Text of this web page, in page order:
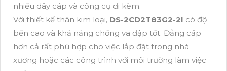
nhiều dây cáp và công cụ đi kèm.
Với thiết kế thân kim loại, DS-2CD2T83G2-2I có độ
bền cao và khả năng chống va đập tốt. Đẳng cấp
hơn cả rất phù hợp cho việc lắp đặt trong nhà
xưởng hoặc các công trình với môi trường làm việc